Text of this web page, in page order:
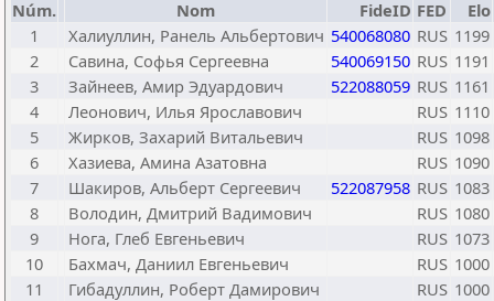
Núm. Nom FideID FED
Elo
1
Халиуллин, Ранель Альбертович 540068080 RUS 1199
2
Савина, Софья Сергеевна 540069150 RUS 1191
3
Зайнеев, Амир Эдуардович 522088059 RUS 1161
4
Леонович, Илья Ярославович RUS 1110
5
Жирков, Захарий Витальевич RUS 1098
6
Хазиева, Амина Азатовна RUS 1090
7
Шакиров, Альберт Сергеевич 522087958 RUS 1083
8
Володин, Дмитрий Вадимович RUS 1080
9
Нога, Глеб Евгеньевич RUS 1073
10
Бахмач, Даниил Евгеньевич RUS 1000
11
Гибадуллин, Роберт Дамирович RUS 1000